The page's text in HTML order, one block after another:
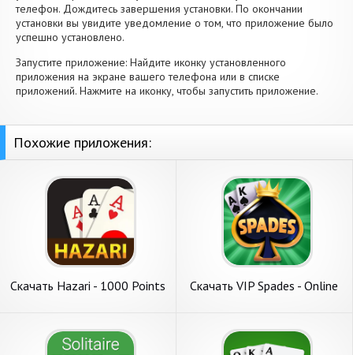
телефон. Дождитесь завершения установки. По окончании
установки вы увидите уведомление о том, что приложение было
успешно установлено.
Запустите приложение: Найдите иконку установленного
приложения на экране вашего телефона или в списке
приложений. Нажмите на иконку, чтобы запустить приложение.
Похожие приложения:
Скачать Hazari - 1000 Points
Андроид
Скачать VIP Spades - Online
на Андроид